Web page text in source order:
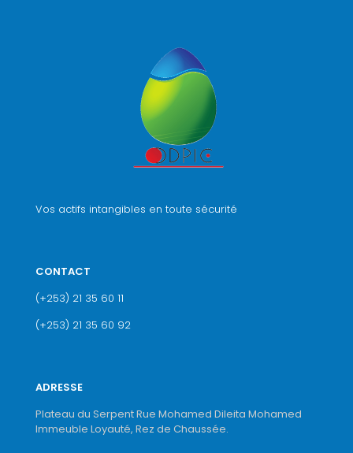
Vos actifs intangibles en toute sécurité
CONTACT
(+253) 21 35 60 11
(+253) 21 35 60 92
ADRESSE
Plateau du Serpent Rue Mohamed Dileita Mohamed
Immeuble Loyauté, Rez de Chaussée.